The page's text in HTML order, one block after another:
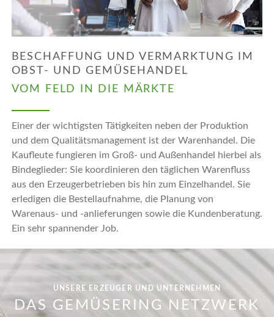
BESCHAFFUNG UND VERMARKTUNG IM
OBST- UND GEMÜSEHANDEL
VOM FELD IN DIE MÄRKTE
Einer der wichtigsten Tätigkeiten neben der Produktion
und dem Qualitätsmanagement ist der Warenhandel. Die
Kaufleute fungieren im Groß- und Außenhandel hierbei als
Bindeglieder: Sie koordinieren den täglichen Warenfluss
aus den Erzeugerbetrieben bis hin zum Einzelhandel. Sie
erledigen die Bestellaufnahme, die Planung von
Warenaus- und -anlieferungen sowie die Kundenberatung.
Ein sehr spannender Job.
UNSERE ERZEUGER UND UNTERNEHMEN
DAS GEMÜSERING NETZWERK